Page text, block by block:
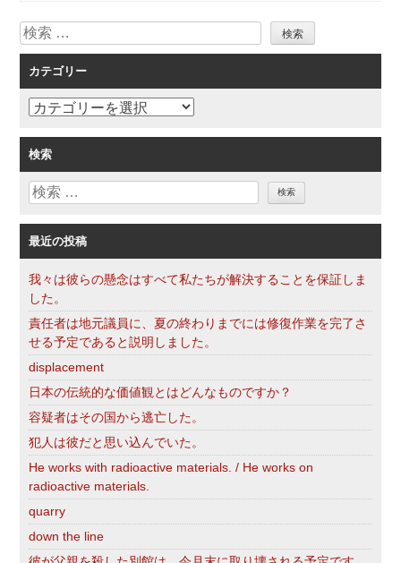
ー
シ
ョ
ン
検
索
カテゴリー
カ
ゴ
リ
ー
検索
検
最近の投稿
我々は彼らの懸念はすべて私たちが解決することを保証しま
した。
責任者は地元議員に、夏の終わりまでには修復作業を完了さ
せる予定であると説明しました。
displacement
日本の伝統的な価値観とはどんなものですか？
容疑者はその国から逃亡した。
犯人は彼だと思い込んでいた。
He works with radioactive materials. / He works on
radioactive materials.
quarry
down the line